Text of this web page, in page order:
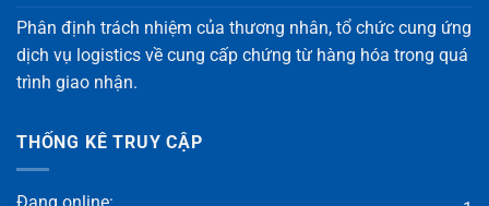
Phân định trách nhiệm của thương nhân, tổ chức cung ứng
dịch vụ logistics về cung cấp chứng từ hàng hóa trong quá
trình giao nhận.
THỐNG KÊ TRUY CẬP
Đang online: